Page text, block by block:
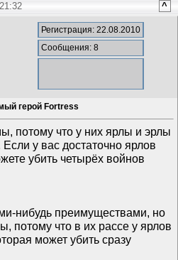
^
Регистрация: 22.08.2010
Сообщения: 8
герой Fortress
потому что у них ярлы и эрлы
у вас достаточно ярлов
убить четырёх войнов
нибудь преимуществами, но
потому что в их рассе у ярлов
может убить сразу